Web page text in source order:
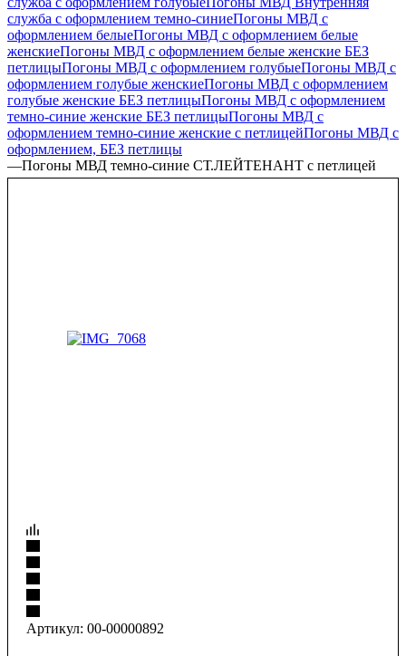
служба с оформлением темно-синиеПогоны МВД с
оформлением белыеПогоны МВД с оформлением белые
женскиеПогоны МВД с оформлением белые женские БЕЗ
петлицыПогоны МВД с оформлением голубыеПогоны МВД с
оформлением голубые женскиеПогоны МВД с оформлением
голубые женские БЕЗ петлицыПогоны МВД с оформлением
темно-синие женские БЕЗ петлицыПогоны МВД с
оформлением темно-синие женские с петлицейПогоны МВД с
оформлением, БЕЗ петлицы
—Погоны МВД темно-синие СТ.ЛЕЙТЕНАНТ с петлицей
Артикул: 00-00000892